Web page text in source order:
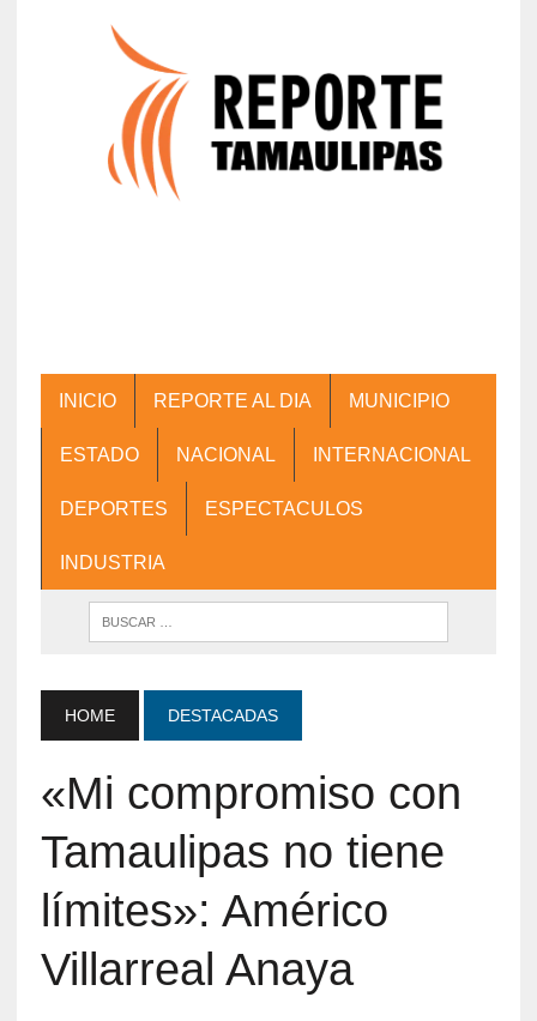
INICIO REPORTE AL DIA MUNICIPIO
ESTADO NACIONAL INTERNACIONAL
DEPORTES ESPECTACULOS
INDUSTRIA
HOME DESTACADAS
«Mi compromiso con
Tamaulipas no tiene
límites»: Américo
Villarreal Anaya